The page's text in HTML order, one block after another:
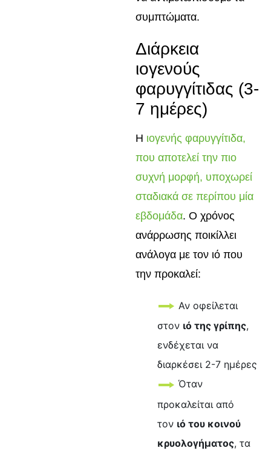
συμπτώματα.
Διάρκεια
ιογενούς
φαρυγγίτιδας (3-
7 ημέρες)
Η ιογενής φαρυγγίτιδα,
που αποτελεί την πιο
συχνή μορφή, υποχωρεί
σταδιακά σε περίπου μία
εβδομάδα. Ο χρόνος
ανάρρωσης ποικίλλει
ανάλογα με τον ιό που
την προκαλεί:
Αν οφείλεται
στον ιό της γρίπης,
ενδέχεται να
διαρκέσει 2-7 ημέρες
Όταν
προκαλείται από
τον ιό του κοινού
κρυολογήματος, τα